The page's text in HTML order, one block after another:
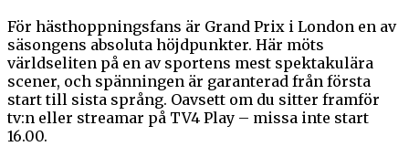
För hästhoppningsfans är Grand Prix i London en av
säsongens absoluta höjdpunkter. Här möts
världseliten på en av sportens mest spektakulära
scener, och spänningen är garanterad från första
start till sista språng. Oavsett om du sitter framför
tv:n eller streamar på TV4 Play – missa inte start
16.00.